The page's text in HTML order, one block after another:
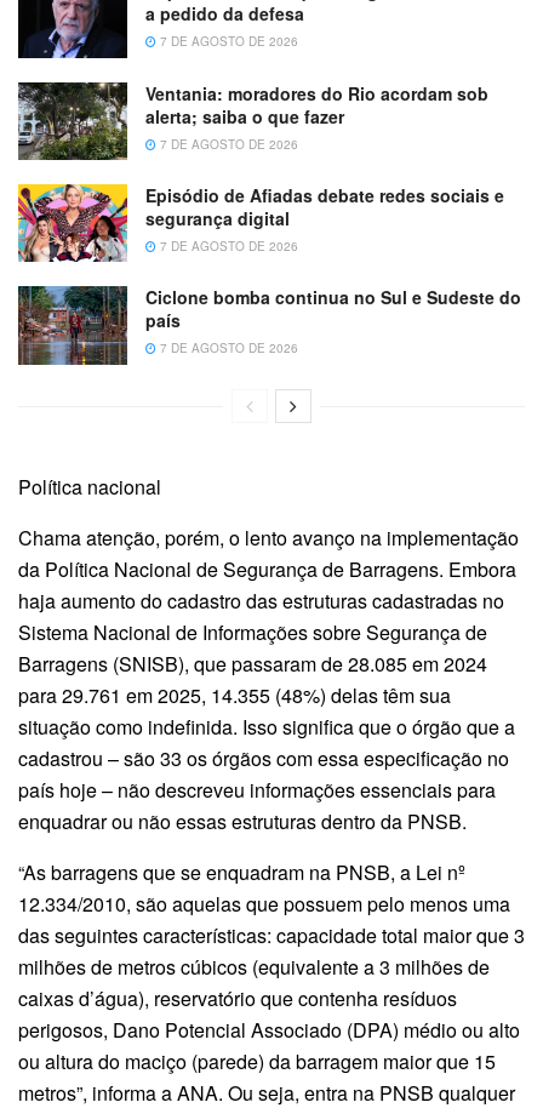
a pedido da defesa
7 DE AGOSTO DE 2026
Ventania: moradores do Rio acordam sob
alerta; saiba o que fazer
7 DE AGOSTO DE 2026
Episódio de Afiadas debate redes sociais e
segurança digital
7 DE AGOSTO DE 2026
Ciclone bomba continua no Sul e Sudeste do
país
7 DE AGOSTO DE 2026
Política nacional
Chama atenção, porém, o lento avanço na implementação
da Política Nacional de Segurança de Barragens. Embora
haja aumento do cadastro das estruturas cadastradas no
Sistema Nacional de Informações sobre Segurança de
Barragens (SNISB), que passaram de 28.085 em 2024
para 29.761 em 2025, 14.355 (48%) delas têm sua
situação como indefinida. Isso significa que o órgão que a
cadastrou – são 33 os órgãos com essa especificação no
país hoje – não descreveu informações essenciais para
enquadrar ou não essas estruturas dentro da PNSB.
“As barragens que se enquadram na PNSB, a Lei nº
12.334/2010, são aquelas que possuem pelo menos uma
das seguintes características: capacidade total maior que 3
milhões de metros cúbicos (equivalente a 3 milhões de
caixas d’água), reservatório que contenha resíduos
perigosos, Dano Potencial Associado (DPA) médio ou alto
ou altura do maciço (parede) da barragem maior que 15
metros”, informa a ANA. Ou seja, entra na PNSB qualquer